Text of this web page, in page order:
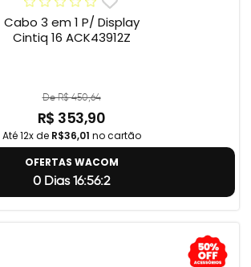
Cabo 3 em 1 P/ Display
Cintiq 16 ACK43912Z
De R$ 450,64
R$ 353,90
Até 12x de R$36,01 no cartão
OFERTAS WACOM
0 Dias 16:56:1